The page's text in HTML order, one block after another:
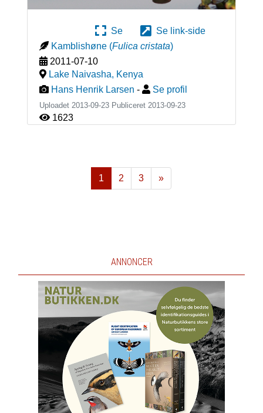
Se
Se link-side
Kamblishøne (Fulica cristata)
2011-07-10
Lake Naivasha, Kenya
Hans Henrik Larsen - Se profil
Uploadet 2013-09-23 Publiceret 2013-09-23
1623
1 2 3
»
Næste
ANNONCER